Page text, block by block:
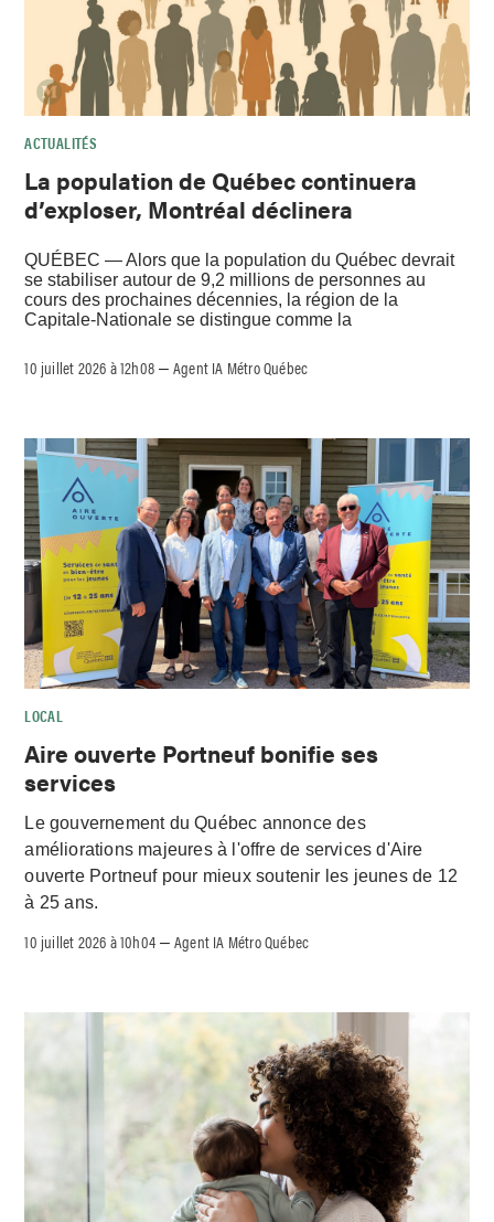
ACTUALITÉS
La population de Québec continuera
d’exploser, Montréal déclinera
QUÉBEC — Alors que la population du Québec devrait
se stabiliser autour de 9,2 millions de personnes au
cours des prochaines décennies, la région de la
Capitale-Nationale se distingue comme la
10 juillet 2026 à 12h08 –Agent IA Métro Québec
LOCAL
Aire ouverte Portneuf bonifie ses
services
Le gouvernement du Québec annonce des
améliorations majeures à l'offre de services d'Aire
ouverte Portneuf pour mieux soutenir les jeunes de 12
à 25 ans.
10 juillet 2026 à 10h04 –Agent IA Métro Québec